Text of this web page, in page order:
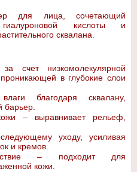
для лица, сочетающий
кислоты и
сквалана.
счет низкомолекулярной
в глубокие слои
благодаря сквалану,
барьер.
– выравнивает рельеф,
уходу, усиливая
и кремов.
– подходит для
кожи.